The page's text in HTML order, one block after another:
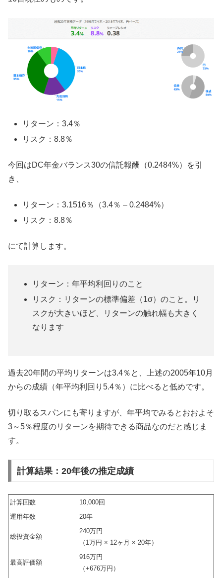
リターン：3.4％
リスク：8.8％
今回はDC年金バランス30の信託報酬（0.2484%）を引
き、
リターン：3.1516％（3.4％ – 0.2484%）
リスク：8.8％
にて計算します。
リターン：年平均利回りのこと
リスク：リターンの標準偏差（1σ）のこと。リ
スクが大きいほど、リターンの触れ幅も大きく
なります
過去20年間の平均リターンは3.4％と、上述の2005年10月
からの成績（年平均利回り5.4％）に比べると低めです。
切り取るスパンにも寄りますが、年平均でみるとおおよそ
3～5％程度のリターンを期待できる商品なのだと感じま
す。
計算結果：20年後の推定成績
計算回数
10,000回
運用年数
20年
総投資金額
240万円
（1万円 × 12ヶ月 × 20年）
最高評価額
916万円
（+676万円）